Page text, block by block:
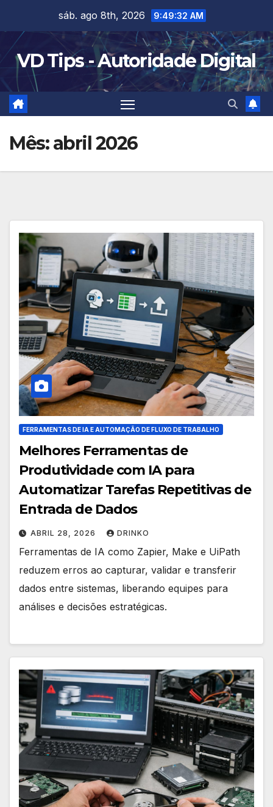
content
sáb. ago 8th, 2026 9:49:33 AM
VD Tips - Autoridade Digital
Mês:abril 2026
FERRAMENTAS DE IA E AUTOMAÇÃO DE FLUXO DE TRABALHO
Melhores Ferramentas de
Produtividade com IA para
Automatizar Tarefas Repetitivas de
Entrada de Dados
ABRIL 28, 2026 DRINKO
Ferramentas de IA como Zapier, Make e UiPath
reduzem erros ao capturar, validar e transferir
dados entre sistemas, liberando equipes para
análises e decisões estratégicas.